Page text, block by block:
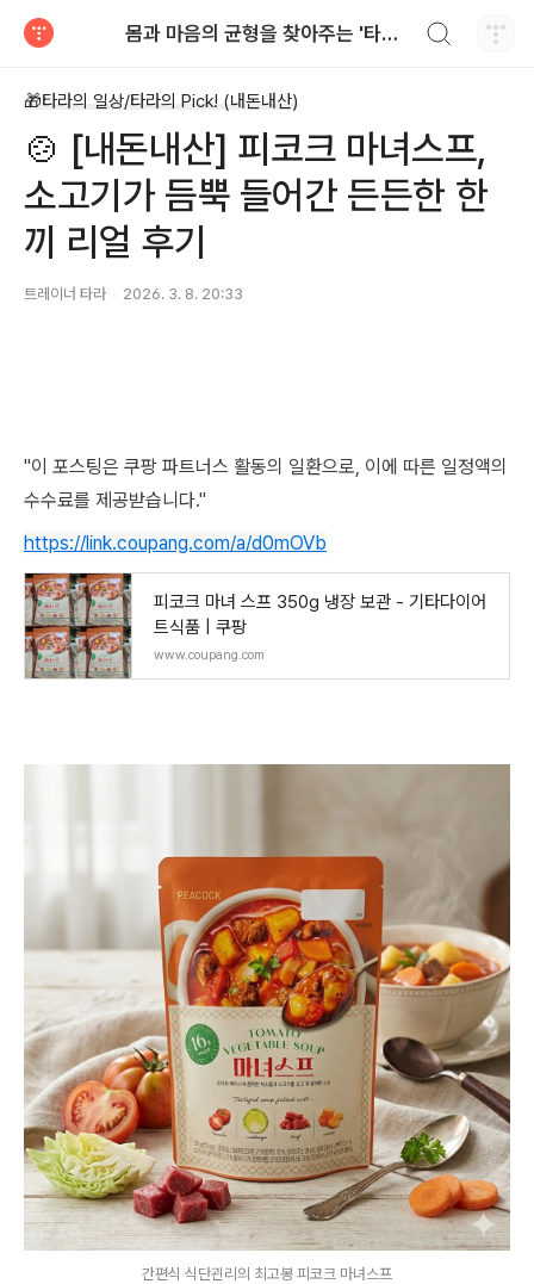
몸과 마음의 균형을 찾아주는 '타라'의 웰니스 라이프
🎁타라의 일상/타라의 Pick! (내돈내산)
🍲 [내돈내산] 피코크 마녀스프,
소고기가 듬뿍 들어간 든든한 한
끼 리얼 후기
트레이너 타라 2026. 3. 8. 20:33
"이 포스팅은 쿠팡 파트너스 활동의 일환으로, 이에 따른 일정액의
수수료를 제공받습니다."
https://link.coupang.com/a/d0mOVb
피코크 마녀 스프 350g 냉장 보관 - 기타다이어
트식품 | 쿠팡
www.coupang.com
간편식 식단괸리의 최고봉 피코크 마녀스프